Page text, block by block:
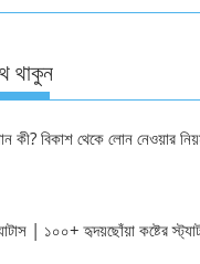
থাকুন
কী? বিকাশ থেকে লোন নেওয়ার
| ১০০+ হৃদয়ছোঁয়া কষ্টের